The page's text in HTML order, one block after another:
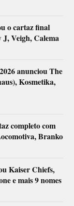
o cartaz final
J, Veigh, Calema
anunciou The
Kosmetika,
completo com
Branko
Kaiser Chiefs,
e mais 9 nomes